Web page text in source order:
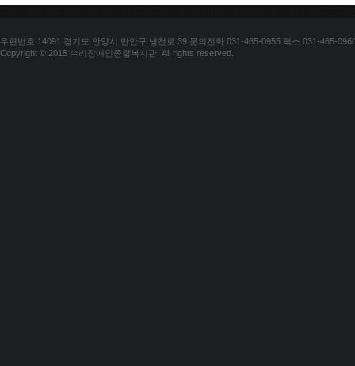
우편번호 14091 경기도 안양시 만안구 냉천로 39 문의전화 031-465-0955 팩스 031-465-
Copyright © 2015 수리장애인종합복지관. All rights reserved.